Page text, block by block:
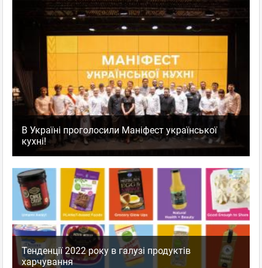
В Україні проголосили Маніфест української
кухні!
Тенденції 2022 року в галузі продуктів
харчування